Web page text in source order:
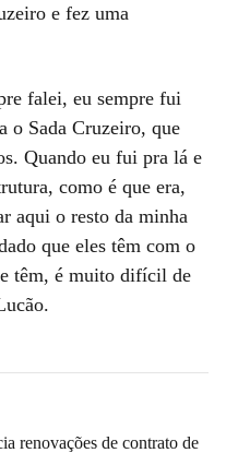
e fez uma
falei, eu sempre fui
o Sada Cruzeiro, que
Quando eu fui pra lá e
como é que era,
aqui o resto da minha
que eles têm com o
têm, é muito difícil de
renovações de contrato de